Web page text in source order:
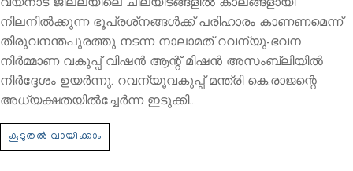
വയനാട് ജില്ലയിലെ ചിലയിടങ്ങളില്‍ കാലങ്ങളായി
നിലനില്‍ക്കുന്ന ഭൂപ്രശ്‌നങ്ങള്‍ക്ക് പരിഹാരം കാണണമെന്ന്
തിരുവനന്തപുരത്തു നടന്ന നാലാമത് റവന്യു-ഭവന
നിര്‍മ്മാണ വകുപ്പ് വിഷന്‍ ആന്റ് മിഷന്‍ അസംബ്ലിയില്‍
നിര്‍ദ്ദേശം ഉയര്‍ന്നു. റവന്യൂവകുപ്പ് മന്ത്രി കെ.രാജന്റെ
അധ്യക്ഷതയില്‍ച്ചേര്‍ന്ന ഇടുക്കി…